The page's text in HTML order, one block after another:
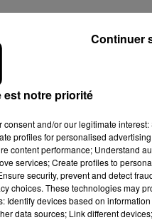
est notre priorité
and/or our legitimate interest:
profiles for personalised
content performance; Understand
services; Create profiles to
security, prevent and detect
choices. These technologies may
Identify devices based on
data sources; Link different
Continuer